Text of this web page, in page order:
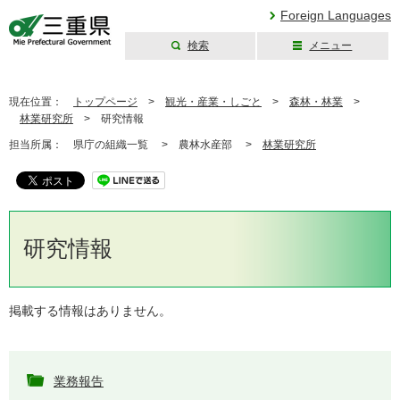
Foreign Languages
検索 メニュー
現在位置： トップページ > 観光・産業・しごと > 森林・林業 >
林業研究所 > 研究情報
担当所属： 県庁の組織一覧 > 農林水産部 > 林業研究所
研究情報
掲載する情報はありません。
業務報告